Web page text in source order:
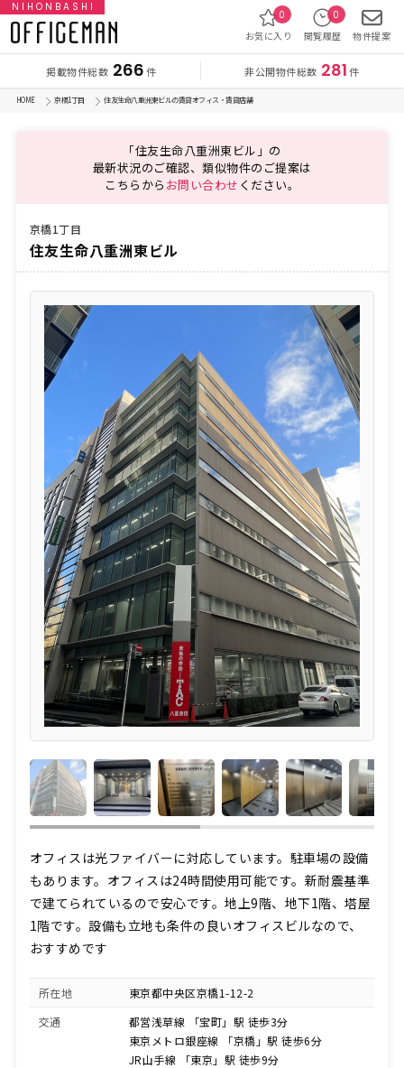
NIHONBASHI
掲載物件総数 266件 非公開物件総数 281 件
お気に入り
0
閲覧履歴
0
物件提案
HOME 京橋1丁目 住友生命八重洲東ビルの賃貸オフィス・賃貸店舗
「住友生命八重洲東ビル」の
最新状況のご確認、類似物件のご提案は
こちらから お問い合わせ ください。
京橋1丁目
住友生命八重洲東ビル
オフィスは光ファイバーに対応しています。駐車場の設備
もあります。オフィスは24時間使用可能です。新耐震基準
で建てられているので安心です。地上9階、地下1階、塔屋
1階です。設備も立地も条件の良いオフィスビルなので、
おすすめです
所在地
東京都中央区京橋1-12-2
交通
都営浅草線 「宝町」駅 徒歩3分
東京メトロ銀座線 「京橋」駅 徒歩6分
JR山手線 「東京」駅 徒歩9分